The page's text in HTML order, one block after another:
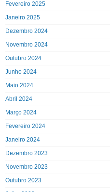
Fevereiro 2025
Janeiro 2025
Dezembro 2024
Novembro 2024
Outubro 2024
Junho 2024
Maio 2024
Abril 2024
Março 2024
Fevereiro 2024
Janeiro 2024
Dezembro 2023
Novembro 2023
Outubro 2023